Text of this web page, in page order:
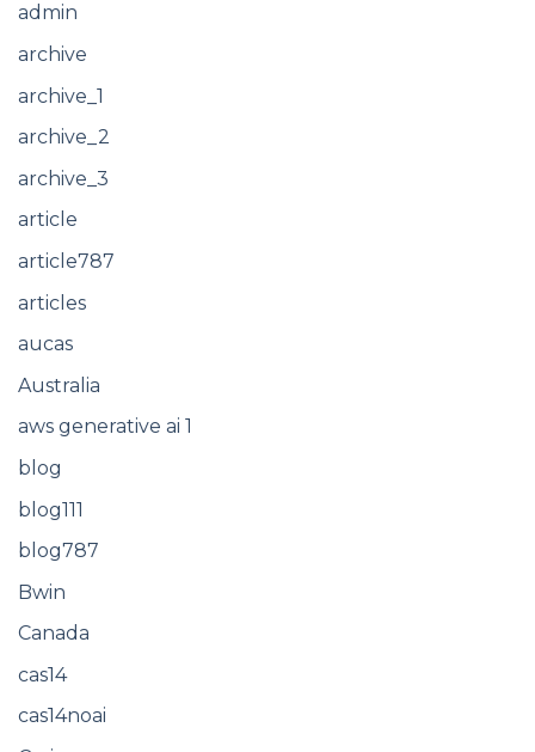
admin
archive
archive_1
archive_2
archive_3
article
article787
articles
aucas
Australia
aws generative ai 1
blog
blog111
blog787
Bwin
Canada
cas14
cas14noai